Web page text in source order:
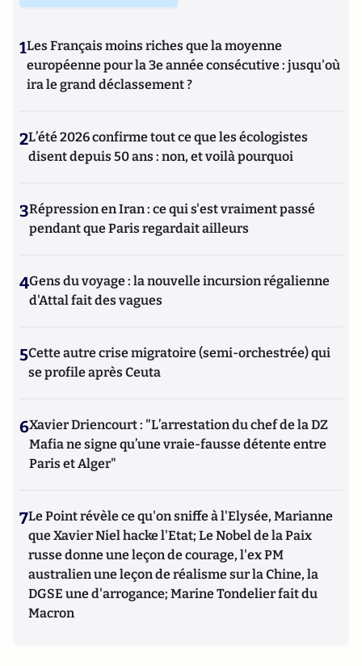
1Les Français moins riches que la moyenne
européenne pour la 3e année consécutive : jusqu'où
ira le grand déclassement ?
2L’été 2026 confirme tout ce que les écologistes
disent depuis 50 ans : non, et voilà pourquoi
3Répression en Iran : ce qui s'est vraiment passé
pendant que Paris regardait ailleurs
4Gens du voyage : la nouvelle incursion régalienne
d'Attal fait des vagues
5Cette autre crise migratoire (semi-orchestrée) qui
se profile après Ceuta
6Xavier Driencourt : "L’arrestation du chef de la DZ
Mafia ne signe qu’une vraie-fausse détente entre
Paris et Alger"
7Le Point révèle ce qu'on sniffe à l'Elysée, Marianne
que Xavier Niel hacke l'Etat; Le Nobel de la Paix
russe donne une leçon de courage, l'ex PM
australien une leçon de réalisme sur la Chine, la
DGSE une d'arrogance; Marine Tondelier fait du
Macron